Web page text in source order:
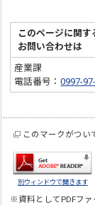
このページに関す
お問い合わせは
産業課
電話番号：0997-
このマークがつい
別ウィンドウで開きます
※資料としてPDFフ